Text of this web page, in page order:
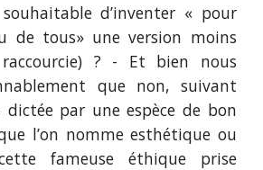
d’inventer « pour
de tous» une version moins
? - Et bien nous
que non, suivant
dictée par une espèce de bon
l’on nomme esthétique ou
fameuse éthique prise